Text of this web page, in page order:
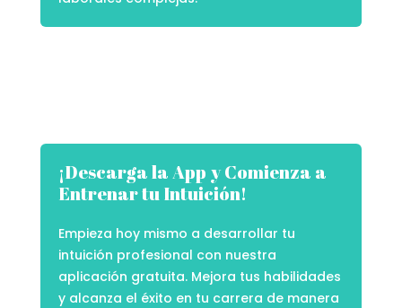
¡Descarga la App y Comienza a
Entrenar tu Intuición!
Empieza hoy mismo a desarrollar tu
intuición profesional con nuestra
aplicación gratuita. Mejora tus habilidades
y alcanza el éxito en tu carrera de manera